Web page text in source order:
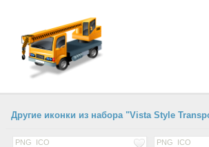
Другие иконки из набора "Vista Style
PNG ICO PNG ICO